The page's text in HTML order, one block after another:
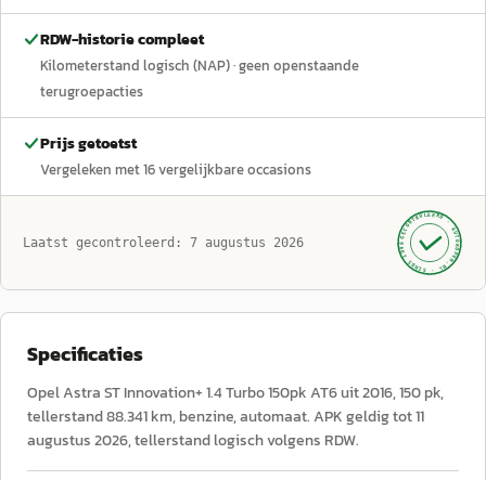
RDW-historie compleet
Kilometerstand logisch (NAP)· geen openstaande
terugroepacties
Prijs getoetst
Vergeleken met16vergelijkbare occasions
Laatst gecontroleerd: 7 augustus 2026 GECONTROLEERD ·
AUTOKOPEN.NL
· SINDS 1999 ·
Specificaties
Opel Astra ST Innovation+ 1.4 Turbo 150pk AT6 uit 2016, 150 pk,
tellerstand 88.341 km, benzine, automaat. APK geldig tot 11
augustus 2026, tellerstand logisch volgens RDW.